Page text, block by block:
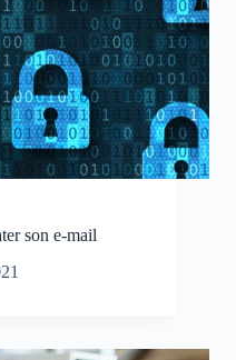
son e-mail